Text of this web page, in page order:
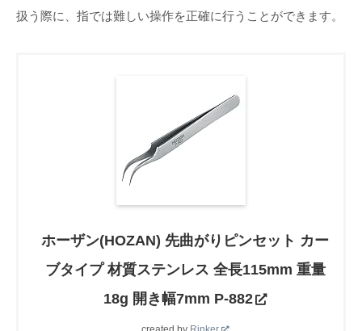
扱う際に、指では難しい操作を正確に行うことができます。
ホーザン(HOZAN) 先曲がりピンセット カー
ブタイプ 材質ステンレス 全長115mm 重量
18g 開き幅7mm P-882